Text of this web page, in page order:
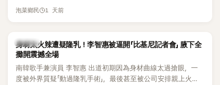
泡菜鄉民 1 天前
K-POP
身材太火辣遭疑隆乳！李智惠被逼開「比基尼記者會」 腋下全
攤開震撼全場
南韓歌手兼演員 李智惠 出道初期因為身材曲線太過搶眼，一
度被外界質疑「動過隆乳手術」，最後甚至被公司安排親上火